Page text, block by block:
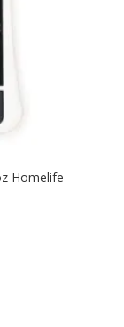
Homelife